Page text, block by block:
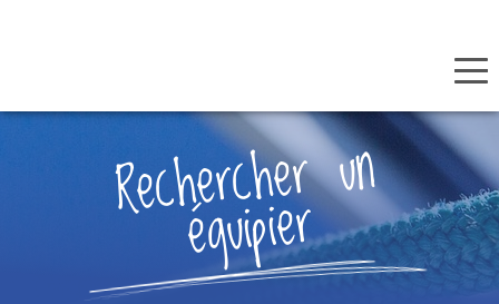
Rechercher
un
équipier